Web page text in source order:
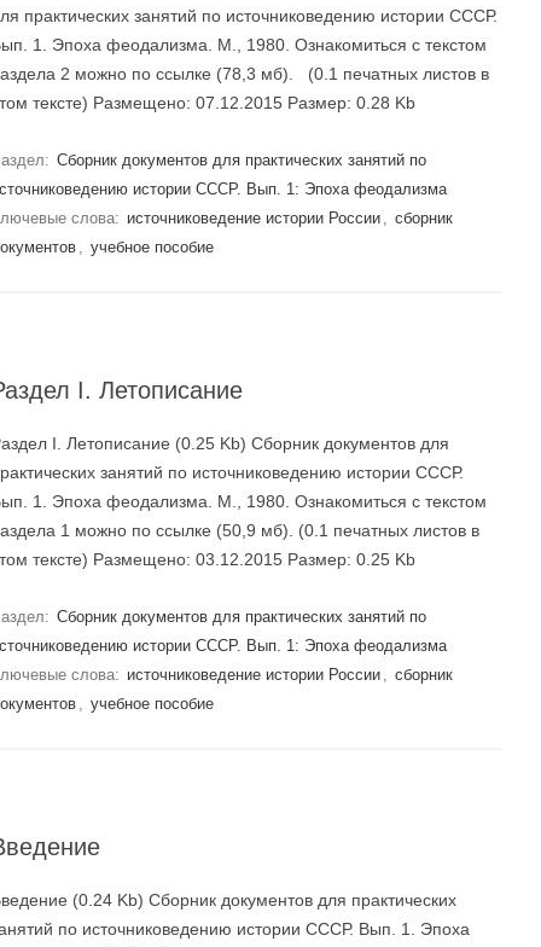
практических занятий по источниковедению истории СССР.
1. Эпоха феодализма. М., 1980. Ознакомиться с текстом
2 можно по ссылке (78,3 мб). (0.1 печатных листов в
тексте) Размещено: 07.12.2015 Размер: 0.28 Kb
Сборник документов для практических занятий по
истории СССР. Вып. 1: Эпоха феодализма
слова: источниковедение истории России , сборник
, учебное пособие
I. Летописание
I. Летописание (0.25 Kb) Сборник документов для
занятий по источниковедению истории СССР.
1. Эпоха феодализма. М., 1980. Ознакомиться с текстом
1 можно по ссылке (50,9 мб). (0.1 печатных листов в
тексте) Размещено: 03.12.2015 Размер: 0.25 Kb
Сборник документов для практических занятий по
истории СССР. Вып. 1: Эпоха феодализма
слова: источниковедение истории России , сборник
, учебное пособие
(0.24 Kb) Сборник документов для практических
по источниковедению истории СССР. Вып. 1. Эпоха